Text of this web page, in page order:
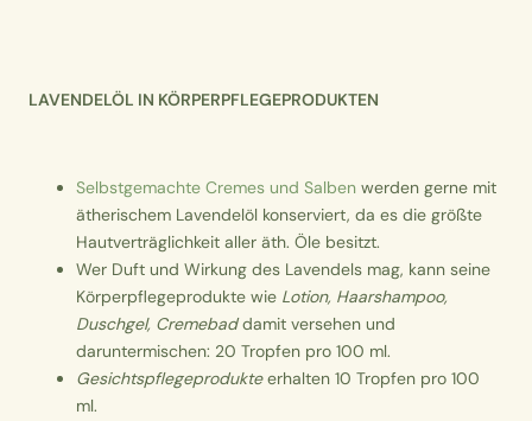
LAVENDELÖL IN KÖRPERPFLEGEPRODUKTEN
Selbstgemachte Cremes und Salben werden gerne mit
ätherischem Lavendelöl konserviert, da es die größte
Hautverträglichkeit aller äth. Öle besitzt.
Wer Duft und Wirkung des Lavendels mag, kann seine
Körperpflegeprodukte wie Lotion, Haarshampoo,
Duschgel, Cremebaddamit versehen und
daruntermischen: 20 Tropfen pro 100 ml.
Gesichtspflegeprodukteerhalten 10 Tropfen pro 100
ml.